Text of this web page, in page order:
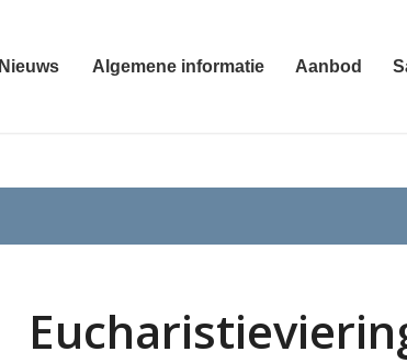
Nieuws Algemene informatie Aanbod